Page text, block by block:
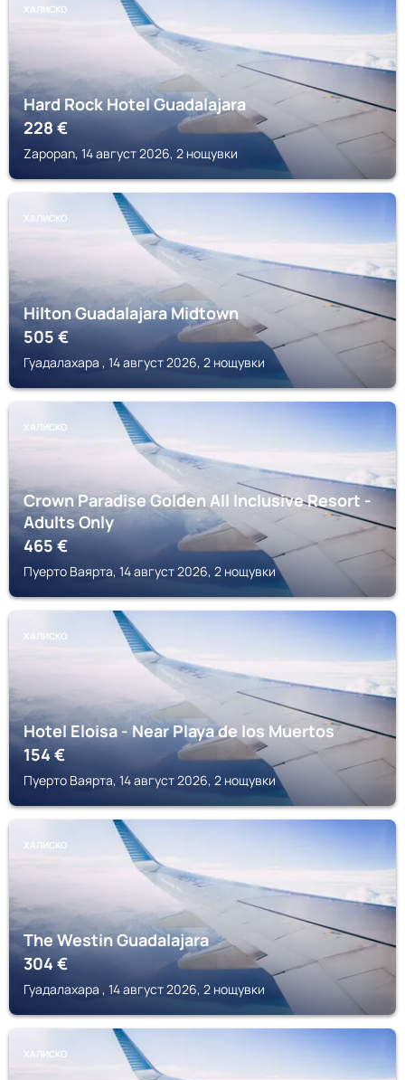
ХАЛИСКО
Hard Rock Hotel Guadalajara
228€
Zapopan, 14 август 2026, 2 нощувки
ХАЛИСКО
Hilton Guadalajara Midtown
505€
Гуадалахара , 14 август 2026, 2 нощувки
ХАЛИСКО
Crown Paradise Golden All Inclusive Resort -
Adults Only
465€
Пуерто Ваярта, 14 август 2026, 2 нощувки
ХАЛИСКО
Hotel Eloisa - Near Playa de los Muertos
154€
Пуерто Ваярта, 14 август 2026, 2 нощувки
ХАЛИСКО
The Westin Guadalajara
304€
Гуадалахара , 14 август 2026, 2 нощувки
ХАЛИСКО